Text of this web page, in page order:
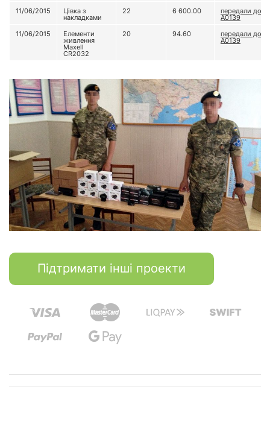
11/06/2015 Цівка з
накладками
22 6 600.00 передали до
А0139
11/06/2015
Елементи
живлення
Maxell
CR2032
20 94.60 передали до
А0139
Підтримати інші проекти